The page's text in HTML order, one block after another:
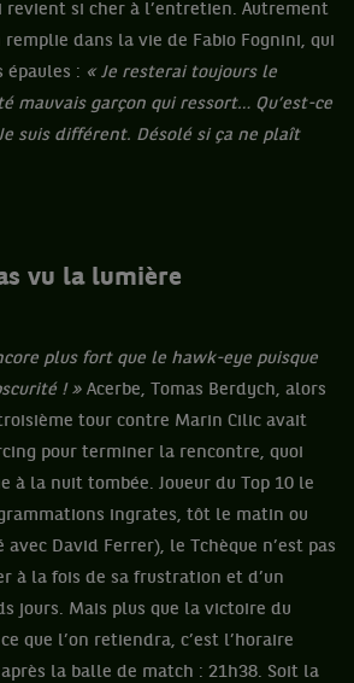
revient si cher à l’entretien. Autrement
dans la vie de Fabio Fognini, qui
épaules : « Je resterai toujours le
mauvais garçon qui ressort… Qu’est-ce
suis différent. Désolé si ça ne plaît
vu la lumière
plus fort que le hawk-eye puisque
! » Acerbe, Tomas Berdych, alors
tour contre Marin Cilic avait
pour terminer la rencontre, quoi
à la nuit tombée. Joueur du Top 10 le
ingrates, tôt le matin ou
David Ferrer), le Tchèque n’est pas
à la fois de sa frustration et d’un
jours. Mais plus que la victoire du
que l’on retiendra, c’est l’horaire
la balle de match : 21h38. Soit la